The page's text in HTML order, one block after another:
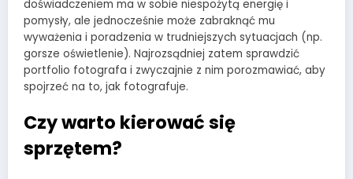
doświadczeniem ma w sobie niespożytą energię i
pomysły, ale jednocześnie może zabraknąć mu
wyważenia i poradzenia w trudniejszych sytuacjach (np.
gorsze oświetlenie). Najrozsądniej zatem sprawdzić
portfolio fotografa i zwyczajnie z nim porozmawiać, aby
spojrzeć na to, jak fotografuje.
Czy warto kierować się
sprzętem?